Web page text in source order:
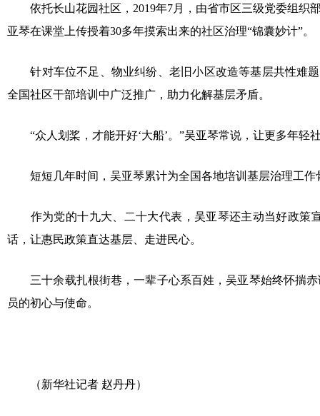
依托长山花园社区，2019年7月，由省市区三级党委组织
亚琴在课堂上传授着30多年摸索出来的社区治理“锦囊妙计”。
针对车位不足、物业纠纷、老旧小区改造等基层共性难题
全国社区干部培训中广泛推广，助力化解基层矛盾。
“众人划桨，才能开好‘大船’。”吴亚琴常说，让更多年轻
短短几年时间，吴亚琴累计为全国各地培训基层治理工作
作为党的十九大、二十大代表，吴亚琴还主动当好政策
话，让惠民政策直达基层、走进民心。
三十余载扎根街巷，一辈子心系百姓，吴亚琴始终怀揣赤
员的初心与使命。
（新华社记者 赵丹丹）